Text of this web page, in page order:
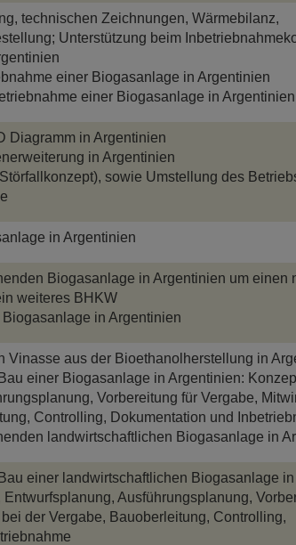
technischen Zeichnungen, Wärmebilanz,
Unterstützung beim
einer Biogasanlage in Argentinien
einer Biogasanlage in Argentinien
Diagramm in Argentinien
in Argentinien
sowie Umstellung des
in Argentinien
Biogasanlage in Argentinien um einen
weiteres BHKW
in Argentinien
Vinasse aus der Bioethanolherstellung in
einer Biogasanlage in Argentinien:
Vorbereitung für Vergabe,
Controlling, Dokumentation und
landwirtschaftlichen Biogasanlage in
einer landwirtschaftlichen Biogasanlage in
Ausführungsplanung,
der Vergabe, Bauoberleitung, Controlling,